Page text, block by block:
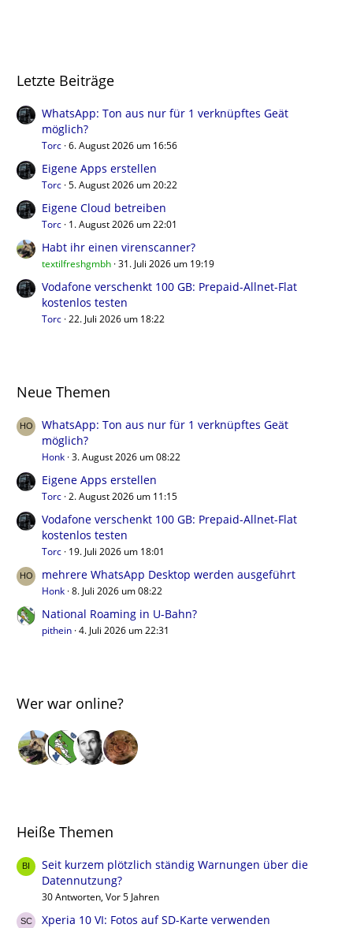
Letzte Beiträge
WhatsApp: Ton aus nur für 1 verknüpftes Geät
möglich?
Torc 6. August 2026 um 16:56
Eigene Apps erstellen
Torc 5. August 2026 um 20:22
Eigene Cloud betreiben
Torc 1. August 2026 um 22:01
Habt ihr einen virenscanner?
textilfreshgmbh 31. Juli 2026 um 19:19
Vodafone verschenkt 100 GB: Prepaid-Allnet-Flat
kostenlos testen
Torc 22. Juli 2026 um 18:22
Neue Themen
WhatsApp: Ton aus nur für 1 verknüpftes Geät
möglich?
Honk 3. August 2026 um 08:22
Eigene Apps erstellen
Torc 2. August 2026 um 11:15
Vodafone verschenkt 100 GB: Prepaid-Allnet-Flat
kostenlos testen
Torc 19. Juli 2026 um 18:01
mehrere WhatsApp Desktop werden ausgeführt
Honk 8. Juli 2026 um 08:22
National Roaming in U-Bahn?
pithein 4. Juli 2026 um 22:31
Wer war online?
Heiße Themen
Seit kurzem plötzlich ständig Warnungen über die
Datennutzung?
30 Antworten, Vor 5 Jahren
Xperia 10 VI: Fotos auf SD-Karte verwenden